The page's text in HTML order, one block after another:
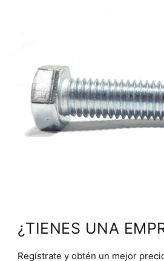
¿TIENES UNA
Regístrate y obtén un mejor